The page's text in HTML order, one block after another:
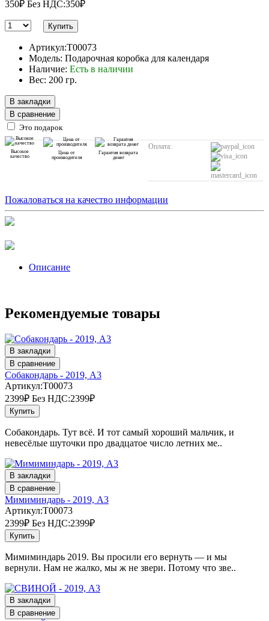
350₽ Без НДС:350₽
Купить
Артикул:T00073
Модель: Подарочная коробка для календаря
Наличие: Есть в наличии
Вес: 200 гр.
В закладки
В сравнение
Это подарок
Высокое
качество
Цена от
производителя
Гарантия возврата
денег
Оплата:
Пожаловаться на качество информации
Описание
Рекомендуемые товары
В закладки
В сравнение
Собакондарь - 2019, А3
Артикул:T00073
2399₽ Без НДС:2399₽
Купить
Собакондарь. Тут всё. И тот самый хороший мальчик, и
невесёлые шуточки про двадцатое число летних ме..
В закладки
В сравнение
Мимиминдарь - 2019, А3
Артикул:T00073
2399₽ Без НДС:2399₽
Купить
Мимиминдарь 2019. Вы просили его вернуть — и мы
вернули. Нам не жалко, мы ж не звери. Потому что зве..
В закладки
В сравнение